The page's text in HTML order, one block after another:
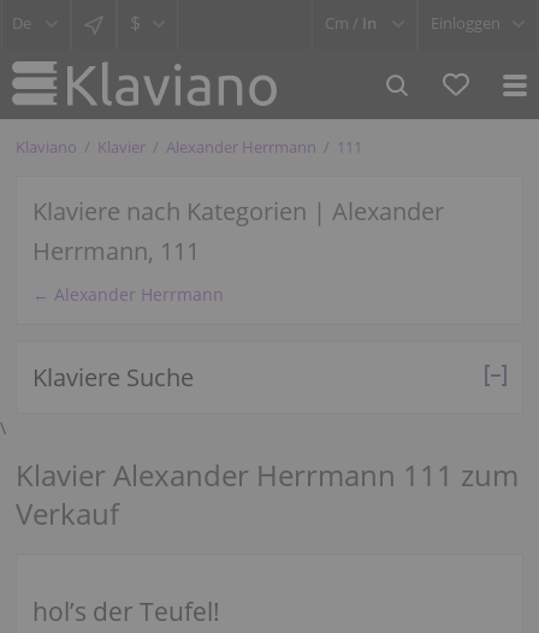
$ Cm / In Einloggen
Klaviano Klavier Alexander Herrmann 111
Klaviere nach Kategorien | Alexander
Herrmann, 111
← Alexander Herrmann
Klaviere Suche
\
Klavier Alexander Herrmann 111 zum
Verkauf
hol’s der Teufel!